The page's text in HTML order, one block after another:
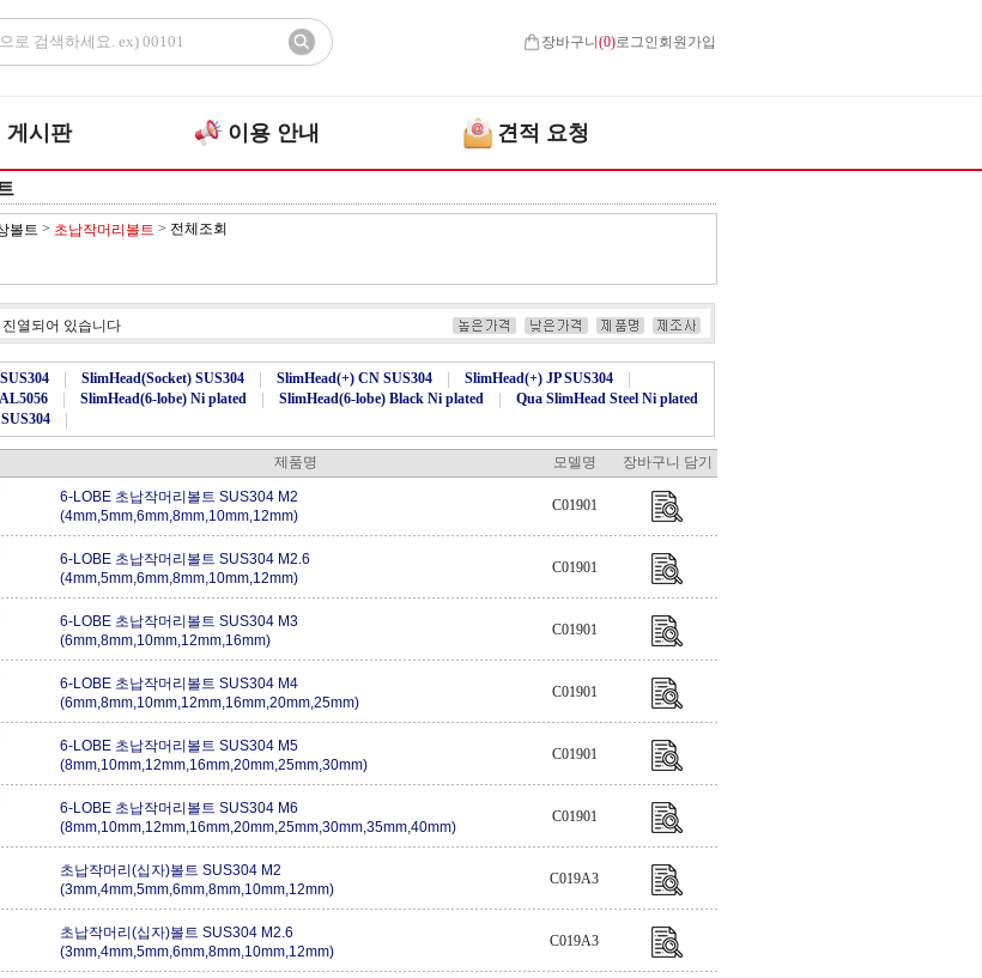
장바구니(0)로그인 회원가입
게시판 이용 안내 견적 요청
볼트 > 초납작머리볼트 > 전체조회
열되어 있습니다
SlimHead(Socket) SUS304 SlimHead(+) CN SUS304 SlimHead(+) JP SUS304
SlimHead(6-lobe) Ni plated SlimHead(6-lobe) Black Ni plated Qua SlimHead Steel Ni plated
제품명 모델명 장바구니 담기
6-LOBE 초납작머리볼트 SUS304 M2
(4mm,5mm,6mm,8mm,10mm,12mm)
C01901
6-LOBE 초납작머리볼트 SUS304 M2.6
(4mm,5mm,6mm,8mm,10mm,12mm)
C01901
6-LOBE 초납작머리볼트 SUS304 M3
(6mm,8mm,10mm,12mm,16mm)
C01901
6-LOBE 초납작머리볼트 SUS304 M4
(6mm,8mm,10mm,12mm,16mm,20mm,25mm)
C01901
6-LOBE 초납작머리볼트 SUS304 M5
(8mm,10mm,12mm,16mm,20mm,25mm,30mm)
C01901
6-LOBE 초납작머리볼트 SUS304 M6
(8mm,10mm,12mm,16mm,20mm,25mm,30mm,35mm,40mm)
C01901
초납작머리(십자)볼트 SUS304 M2
(3mm,4mm,5mm,6mm,8mm,10mm,12mm)
C019A3
초납작머리(십자)볼트 SUS304 M2.6
(3mm,4mm,5mm,6mm,8mm,10mm,12mm)
C019A3